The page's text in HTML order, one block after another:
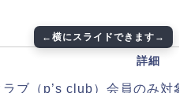
詳細
ラブ（p’s club）会員のみ対象